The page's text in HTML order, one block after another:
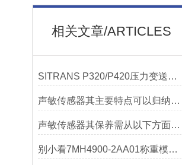
相关文章/ARTICLES
SITRANS P320/P420压力变送器概述
声敏传感器其主要特点可以归纳为以下几个核心维度
声敏传感器其保养需从以下方面入手
别小看7MH4900-2AA01称重模块！这些你日常接触的领域，早已离不开它